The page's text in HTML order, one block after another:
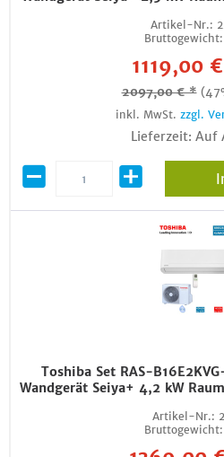
Artikel-Nr.:
Bruttogewicht:
1119,00
2097,00 € *
inkl. MwSt. zzgl.
Lieferzeit: Auf
Toshiba Set RAS-
Wandgerät Seiya+ 4,2 kW
Artikel-Nr.:
Bruttogewicht: